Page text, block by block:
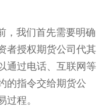
，我们首先需要明确
者授权期货公司代其
通过电话、互联网等
的指令交给期货公
程。